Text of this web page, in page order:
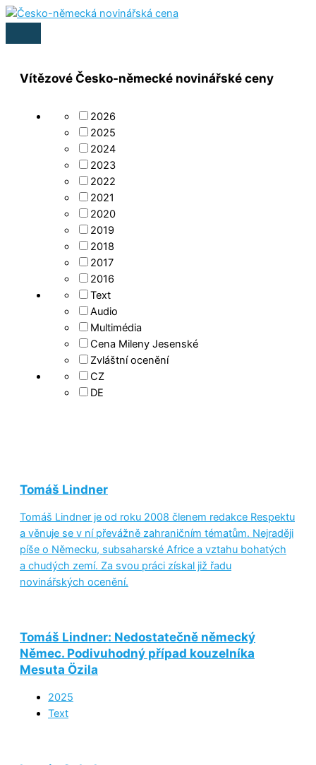
Přeskočit
obsahMENU
Vítězové Česko-německé novinářské ceny
2026
2025
2024
2023
2022
2021
2020
2019
2018
2017
2016
Text
Audio
Multimédia
Cena Mileny Jesenské
Zvláštní ocenění
CZ
DE
Tomáš Lindner
Tomáš Lindner je od roku 2008 členem redakce Respektu
a věnuje se v ní převážně zahraničním tématům. Nejraději
píše o Německu, subsaharské Africe a vztahu bohatých
a chudých zemí. Za svou práci získal již řadu
novinářských ocenění.
Tomáš Lindner: Nedostatečně německý
Němec. Podivuhodný případ kouzelníka
Mesuta Özila
2025
Text